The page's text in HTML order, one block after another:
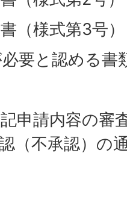
（様式第3号）
要と認める書
申請内容の審
（不承認）の